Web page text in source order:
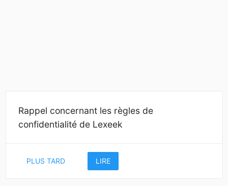
Rappel concernant les règles de
confidentialité de Lexeek
PLUS TARD LIRE